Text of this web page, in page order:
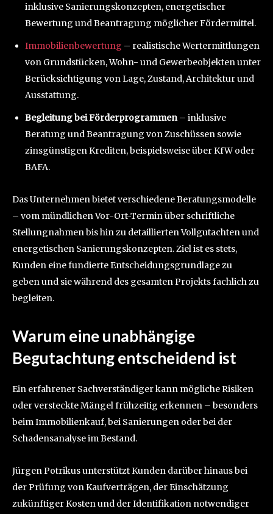
inklusive Sanierungskonzepten, energetischer
Bewertung und Beantragung möglicher Fördermittel.
Immobilienbewertung – realistische Wertermittlungen
von Grundstücken, Wohn- und Gewerbeobjekten unter
Berücksichtigung von Lage, Zustand, Architektur und
Ausstattung.
Begleitung bei Förderprogrammen– inklusive
Beratung und Beantragung von Zuschüssen sowie
zinsgünstigen Krediten, beispielsweise über KfW oder
BAFA.
Das Unternehmen bietet verschiedene Beratungsmodelle
– vom mündlichen Vor-Ort-Termin über schriftliche
Stellungnahmen bis hin zu detaillierten Vollgutachten und
energetischen Sanierungskonzepten. Ziel ist es stets,
Kunden eine fundierte Entscheidungsgrundlage zu
geben und sie während des gesamten Projekts fachlich zu
begleiten.
Warum eine unabhängige
Begutachtung entscheidend ist
Ein erfahrener Sachverständiger kann mögliche Risiken
oder versteckte Mängel frühzeitig erkennen – besonders
beim Immobilienkauf, bei Sanierungen oder bei der
Schadensanalyse im Bestand.
Jürgen Potrikus unterstützt Kunden darüber hinaus bei
der Prüfung von Kaufverträgen, der Einschätzung
zukünftiger Kosten und der Identifikation notwendiger